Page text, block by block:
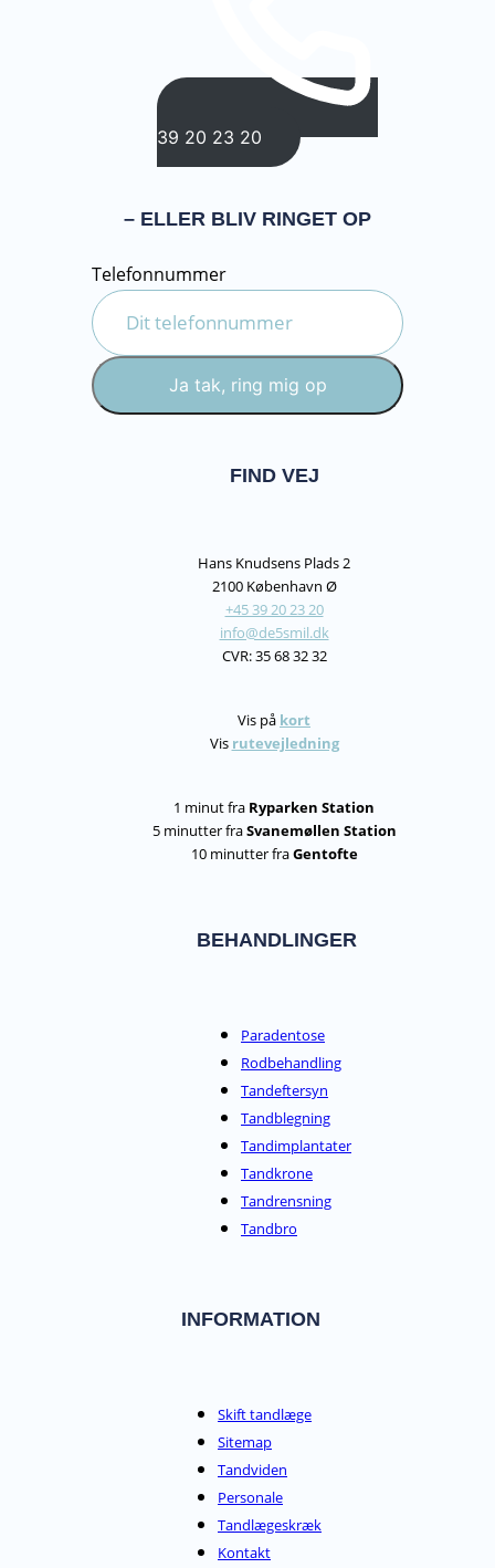
39 20 23 20
– ELLER BLIV RINGET OP
Telefonnummer
Ja tak, ring mig op
FIND VEJ
Hans Knudsens Plads 2
2100 København Ø
+45 39 20 23 20
info@de5smil.dk
CVR: 35 68 32 32
Vis på kort
Vis rutevejledning
1 minut fra Ryparken Station
5 minutter fraSvanemøllen Station
10 minutter fraGentofte
BEHANDLINGER
Paradentose
Rodbehandling
Tandeftersyn
Tandblegning
Tandimplantater
Tandkrone
Tandrensning
Tandbro
INFORMATION
Skift tandlæge
Sitemap
Tandviden
Personale
Tandlægeskræk
Kontakt